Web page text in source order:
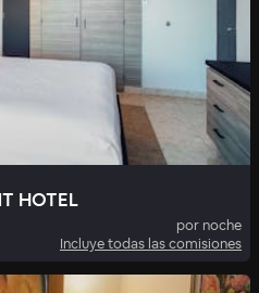
HOTEL
por noche
Incluye todas las comisiones